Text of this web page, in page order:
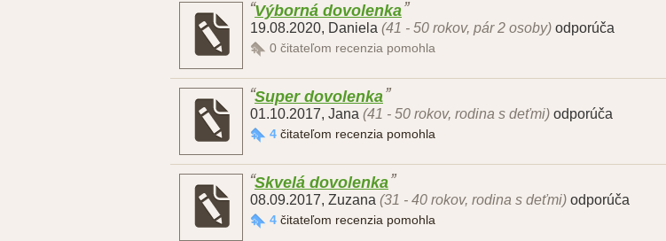
Výborná dovolenka
19.08.2020, Daniela (41 - 50 rokov, pár 2 osoby) odporúča
0 čitateľom recenzia pomohla
Super dovolenka
01.10.2017, Jana (41 - 50 rokov, rodina s deťmi) odporúča
4 čitateľom recenzia pomohla
Skvelá dovolenka
08.09.2017, Zuzana (31 - 40 rokov, rodina s deťmi) odporúča
4 čitateľom recenzia pomohla